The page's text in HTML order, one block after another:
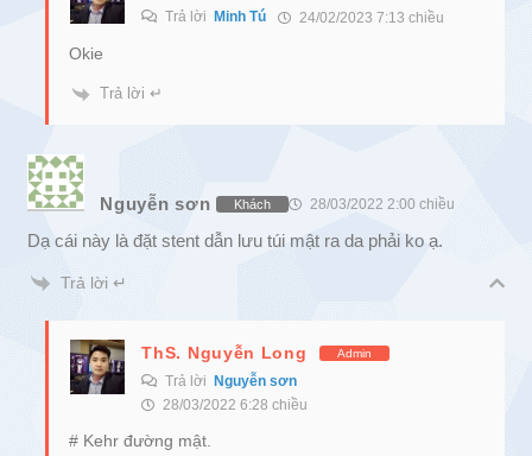
Trả lời Minh Tú 24/02/2023 7:13 chiều
Okie
Trả lời ↵
Nguyễn sơn Khách 28/03/2022 2:00 chiều
Dạ cái này là đặt stent dẫn lưu túi mật ra da phải ko ạ.
Trả lời ↵
ThS. Nguyễn Long Admin
Trả lời
Nguyễn sơn
28/03/2022 6:28 chiều
# Kehr đường mật.